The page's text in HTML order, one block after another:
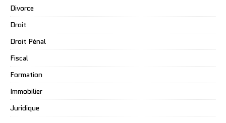
Divorce
Droit
Droit Pénal
Fiscal
Formation
Immobilier
Juridique